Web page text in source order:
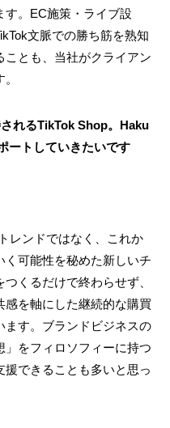
す。EC施策・ライブ設
文脈での勝ち筋を熟知
ことも、当社がクライアン
れるTikTok Shop。Haku
ートしていきたいです
レンドではなく、これか
く可能性を秘めた新しいチ
くるだけで終わらせず、
感を軸にした継続的な購買
ます。ブランドビジネスの
をフィロソフィーに持つ
できることも多いと思っ